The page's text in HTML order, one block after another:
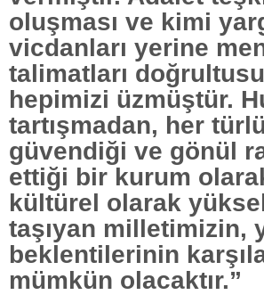
oluşması ve kimi
vicdanları yerine
talimatları
hepimizi üzmüştür.
tartışmadan, her
güvendiği ve gönül
ettiği bir kurum
kültürel olarak
taşıyan milletimizin,
beklentilerinin
mümkün olacaktır.”